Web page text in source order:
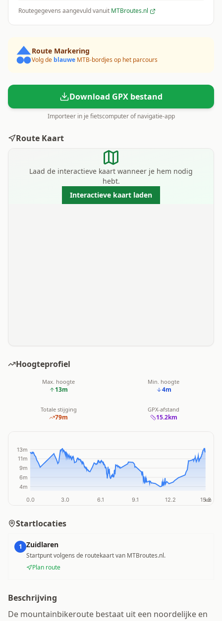
Routegegevens aangevuld vanuit MTBroutes.nl
Route Markering
Volg de blauwe MTB-bordjes op het parcours
Download GPX bestand
Importeer in je fietscomputer of navigatie-app
Route Kaart
Laad de interactieve kaart wanneer je hem nodig
hebt.
Interactieve kaart laden
Hoogteprofiel
Max. hoogte
13m
Min. hoogte
4m
Totale stijging
79m
GPX-afstand
15.2km
Startlocaties
1 Zuidlaren
Startpunt volgens de routekaart van MTBroutes.nl.
Plan route
Beschrijving
De mountainbikeroute bestaat uit een noordelijke en